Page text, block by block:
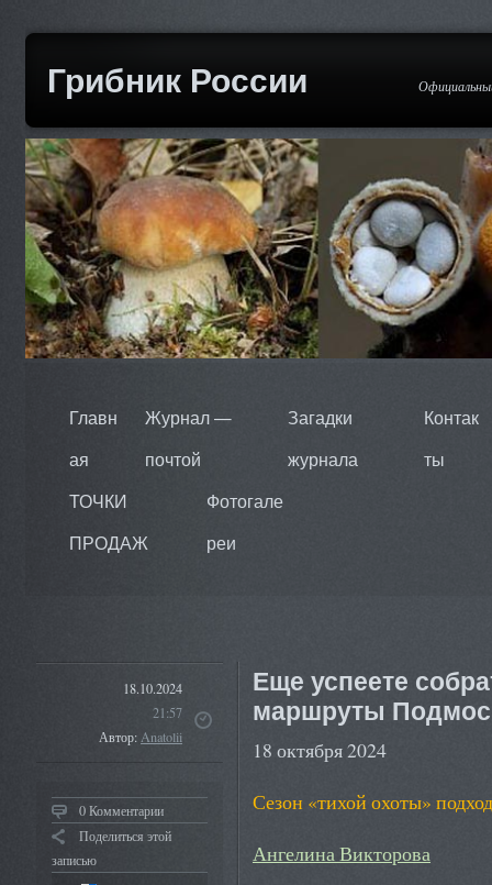
Грибник России
Главн
ая
Журнал —
почтой
Загадки
журнала
Контак
ты
ТОЧКИ
ПРОДАЖ
Фотогале
реи
18.10.2024
21:57
Автор:Anatolii
0 Комментарии
Поделиться этой
записью
Еще успеете
маршруты
18 октября 2024
Сезон «тихой охоты»
Ангелина Викторова